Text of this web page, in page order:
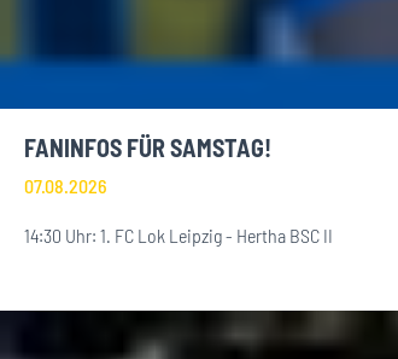
FANINFOS FÜR SAMSTAG!
07.08.2026
14:30 Uhr: 1. FC Lok Leipzig - Hertha BSC II